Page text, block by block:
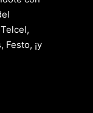
Festo, ¡y